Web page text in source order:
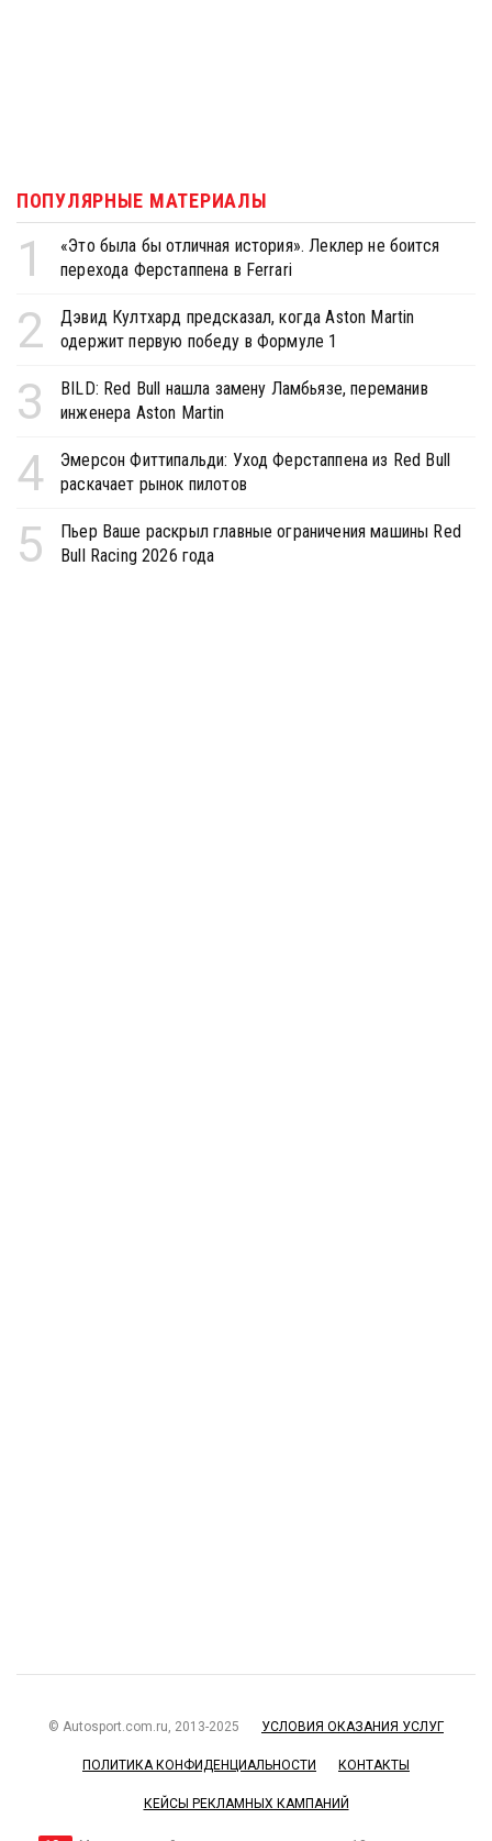
ПОПУЛЯРНЫЕ МАТЕРИАЛЫ
1
«Это была бы отличная история». Леклер не боится
перехода Ферстаппена в Ferrari
2
Дэвид Култхард предсказал, когда Aston Martin
одержит первую победу в Формуле 1
3
BILD: Red Bull нашла замену Ламбьязе, переманив
инженера Aston Martin
4
Эмерсон Фиттипальди: Уход Ферстаппена из Red Bull
раскачает рынок пилотов
5
Пьер Ваше раскрыл главные ограничения машины Red
Bull Racing 2026 года
© Autosport.com.ru, 2013-2025 УСЛОВИЯ ОКАЗАНИЯ УСЛУГ
ПОЛИТИКА КОНФИДЕНЦИАЛЬНОСТИ КОНТАКТЫ
КЕЙСЫ РЕКЛАМНЫХ КАМПАНИЙ